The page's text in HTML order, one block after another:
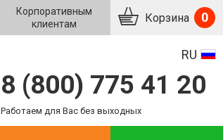
Корпоративным
клиентам
Корзина 0
RU
8 (800) 775 41 20
Работаем для Вас без выходных